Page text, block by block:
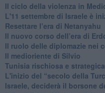
Il ciclo della violenza in
L'11 settembre di Israele è
Resettare l’era di Netanyahu
​Il nuovo corso dell’era di
Il ruolo delle diplomazie nei
Il medioriente di Silvio
Tunisia rischiosa e
L'inizio del “secolo della
Israele, deciderà il borsone